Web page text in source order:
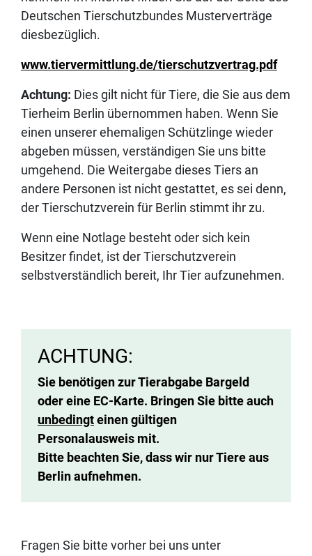
Deutschen Tierschutzbundes Musterverträge
diesbezüglich.
www.tiervermittlung.de/tierschutzvertrag.pdf
Achtung: Dies gilt nicht für Tiere, die Sie aus dem
Tierheim Berlin übernommen haben. Wenn Sie
einen unserer ehemaligen Schützlinge wieder
abgeben müssen, verständigen Sie uns bitte
umgehend. Die Weitergabe dieses Tiers an
andere Personen ist nicht gestattet, es sei denn,
der Tierschutzverein für Berlin stimmt ihr zu.
Wenn eine Notlage besteht oder sich kein
Besitzer findet, ist der Tierschutzverein
selbstverständlich bereit, Ihr Tier aufzunehmen.
ACHTUNG:
Sie benötigen zur Tierabgabe Bargeld
oder eine EC-Karte. Bringen Sie bitte auch
unbedingteinen gültigen
Personalausweis mit.
Bitte beachten Sie, dass wir nur Tiere aus
Berlin aufnehmen.
Fragen Sie bitte vorher bei uns unter